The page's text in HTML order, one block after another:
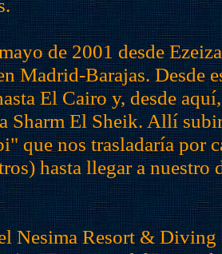
de 2001 desde
Madrid-Barajas. Desde
El Cairo y, desde
Sharm El Sheik. Allí
que nos trasladaría por
hasta llegar a nuestro
Nesima Resort & Diving